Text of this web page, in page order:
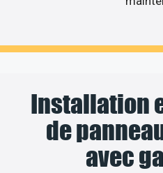
Installation
de
avec